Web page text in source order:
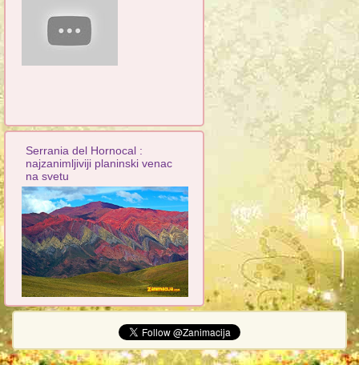
Serrania del Hornocal :
najzanimljiviji planinski venac
na svetu